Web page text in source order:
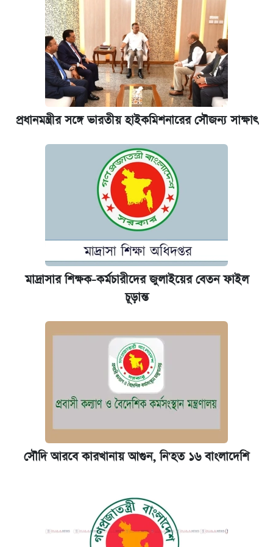
প্রধানমন্ত্রীর সঙ্গে ভারতীয় হাইকমিশনারের সৌজন্য সাক্ষাৎ
মাদ্রাসার শিক্ষক-কর্মচারীদের জুলাইয়ের বেতন ফাইল
চূড়ান্ত
সৌদি আরবে কারখানায় আগুন, নি'হত ১৬ বাংলাদেশি